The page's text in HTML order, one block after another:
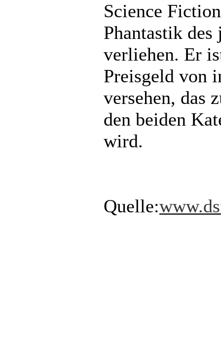
Science
Phantastik
verliehen. Er
Preisgeld von
versehen, das
den beiden
wird.
Quelle: